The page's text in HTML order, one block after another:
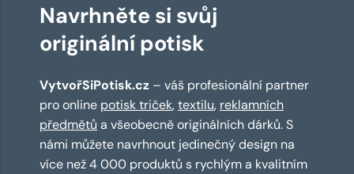
Navrhněte si svůj
originální potisk
VytvořSiPotisk.cz – váš profesionální partner
pro online potisk triček,textilu, reklamních
předmětů a všeobecně originálních dárků. S
námi můžete navrhnout jedinečný design na
více než 4 000 produktů s rychlým a kvalitním